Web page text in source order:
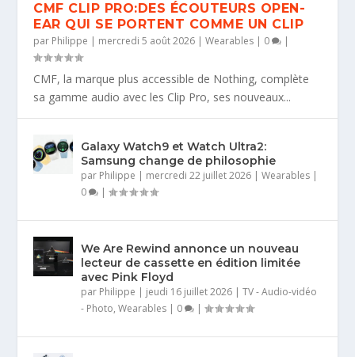
CMF CLIP PRO:DES ÉCOUTEURS OPEN-
EAR QUI SE PORTENT COMME UN CLIP
par Philippe mercredi 5 août 2026 |Wearables 0
CMF, la marque plus accessible de Nothing, complète
sa gamme audio avec les Clip Pro, ses nouveaux...
Galaxy Watch9 et Watch Ultra2:
Samsung change de philosophie
par Philippe mercredi 22 juillet 2026 |Wearables
0
|
We Are Rewind annonce un nouveau
lecteur de cassette en édition limitée
avec Pink Floyd
par Philippe jeudi 16 juillet 2026 |TV - Audio-vidéo
- Photo,Wearables 0 |